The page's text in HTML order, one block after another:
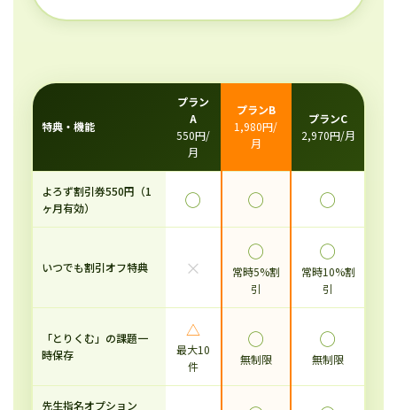
特典・機能
プラン
A
550円/
月
プランB
1,980円/
月
プランC
2,970円/月
よろず割引券550円（1
ヶ月有効）
◯ ◯ ◯
いつでも割引オフ特典 ×
◯
常時5%割
引
◯
常時10%割
引
「とりくむ」の課題一
時保存
△
最大10
件
◯
無制限
◯
無制限
先生指名オプション